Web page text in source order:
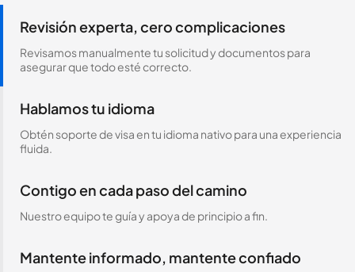
Revisión experta, cero complicaciones
Revisamos manualmente tu solicitud y documentos para
asegurar que todo esté correcto.
Hablamos tu idioma
Obtén soporte de visa en tu idioma nativo para una experiencia
fluida.
Contigo en cada paso del camino
Nuestro equipo te guía y apoya de principio a fin.
Mantente informado, mantente confiado